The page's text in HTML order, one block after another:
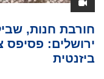
חורבת חנות,
ירושלים: פסיפס
ביזנטית